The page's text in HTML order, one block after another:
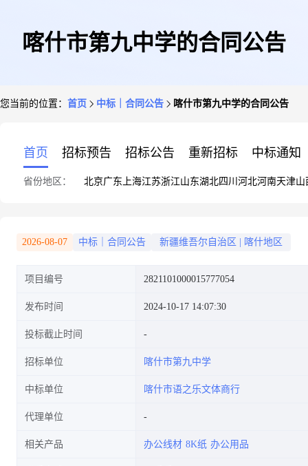
喀什市第九中学的合同公告
您当前的位置： 首页 中标｜合同公告 喀什市第九中学的合同公告
首页 招标预告 招标公告 重新招标 中标通知
省份地区： 北京广东 上海江苏浙江山东湖北四川 河北河南天津山
2026-08-07 中标｜合同公告 新疆维吾尔自治区 喀什地区
项目编号 2821101000015777054
发布时间 2024-10-17 14:07:30
投标截止时间
招标单位 喀什市第九中学
中标单位 喀什市语之乐文体商行
代理单位
相关产品 办公线材 8K纸 办公用品